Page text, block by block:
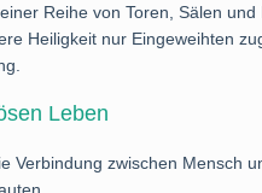
Reihe von Toren, Sälen
Heiligkeit nur Eingeweihten
Leben
zwischen Mensch